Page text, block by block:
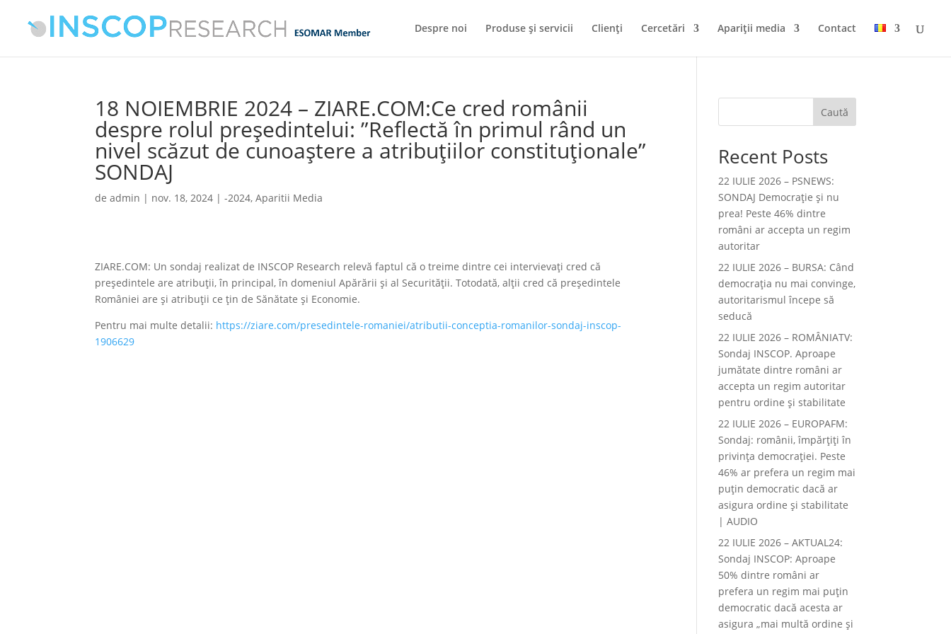
Despre noi Produse și servicii Clienți Cercetări Apariții media Contact
18 NOIEMBRIE 2024 – ZIARE.COM:Ce cred românii
despre rolul președintelui: ”Reflectă în primul rând un
nivel scăzut de cunoaștere a atribuțiilor constituționale”
SONDAJ
deadmin | nov. 18, 2024 |-2024,Aparitii Media
ZIARE.COM: Un sondaj realizat de INSCOP Research relevă faptul că o treime dintre cei intervievați cred că
președintele are atribuții, în principal, în domeniul Apărării și al Securității. Totodată, alții cred că președintele
României are și atribuții ce țin de Sănătate și Economie.
Pentru mai multe detalii: https://ziare.com/presedintele-romaniei/atributii-conceptia-romanilor-sondaj-inscop-
1906629
Caută
Recent Posts
22 IULIE 2026 – PSNEWS:
SONDAJ Democrație și nu
prea! Peste 46% dintre
români ar accepta un regim
autoritar
22 IULIE 2026 – BURSA: Când
democraţia nu mai convinge,
autoritarismul începe să
seducă
22 IULIE 2026 – ROMÂNIATV:
Sondaj INSCOP. Aproape
jumătate dintre români ar
accepta un regim autoritar
pentru ordine și stabilitate
22 IULIE 2026 – EUROPAFM:
Sondaj: românii, împărțiți în
privința democrației. Peste
46% ar prefera un regim mai
puțin democratic dacă ar
asigura ordine și stabilitate
| AUDIO
22 IULIE 2026 – AKTUAL24:
Sondaj INSCOP: Aproape
50% dintre români ar
prefera un regim mai puțin
democratic dacă acesta ar
asigura „mai multă ordine și